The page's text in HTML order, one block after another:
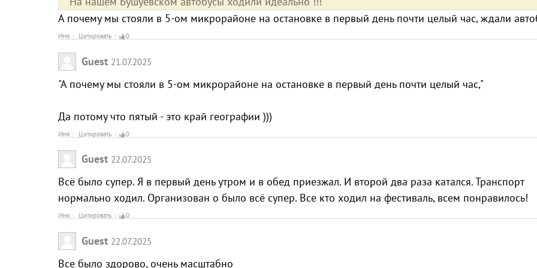
А почему мы стояли в 5-ом микрорайоне на остановке в первый день почти целый час, ждали
Имя Цитировать 0
Guest 21.07.2025
"А почему мы стояли в 5-ом микрорайоне на остановке в первый день почти целый час,"
Да потому что пятый - это край географии )))
Имя Цитировать 0
Guest 22.07.2025
Всё было супер. Я в первый день утром и в обед приезжал. И второй два раза катался. Транспорт
нормально ходил. Организован о было всё супер. Все кто ходил на фестиваль, всем понравилось!
Имя Цитировать 0
Guest 22.07.2025
Все было здорово, очень масштабно